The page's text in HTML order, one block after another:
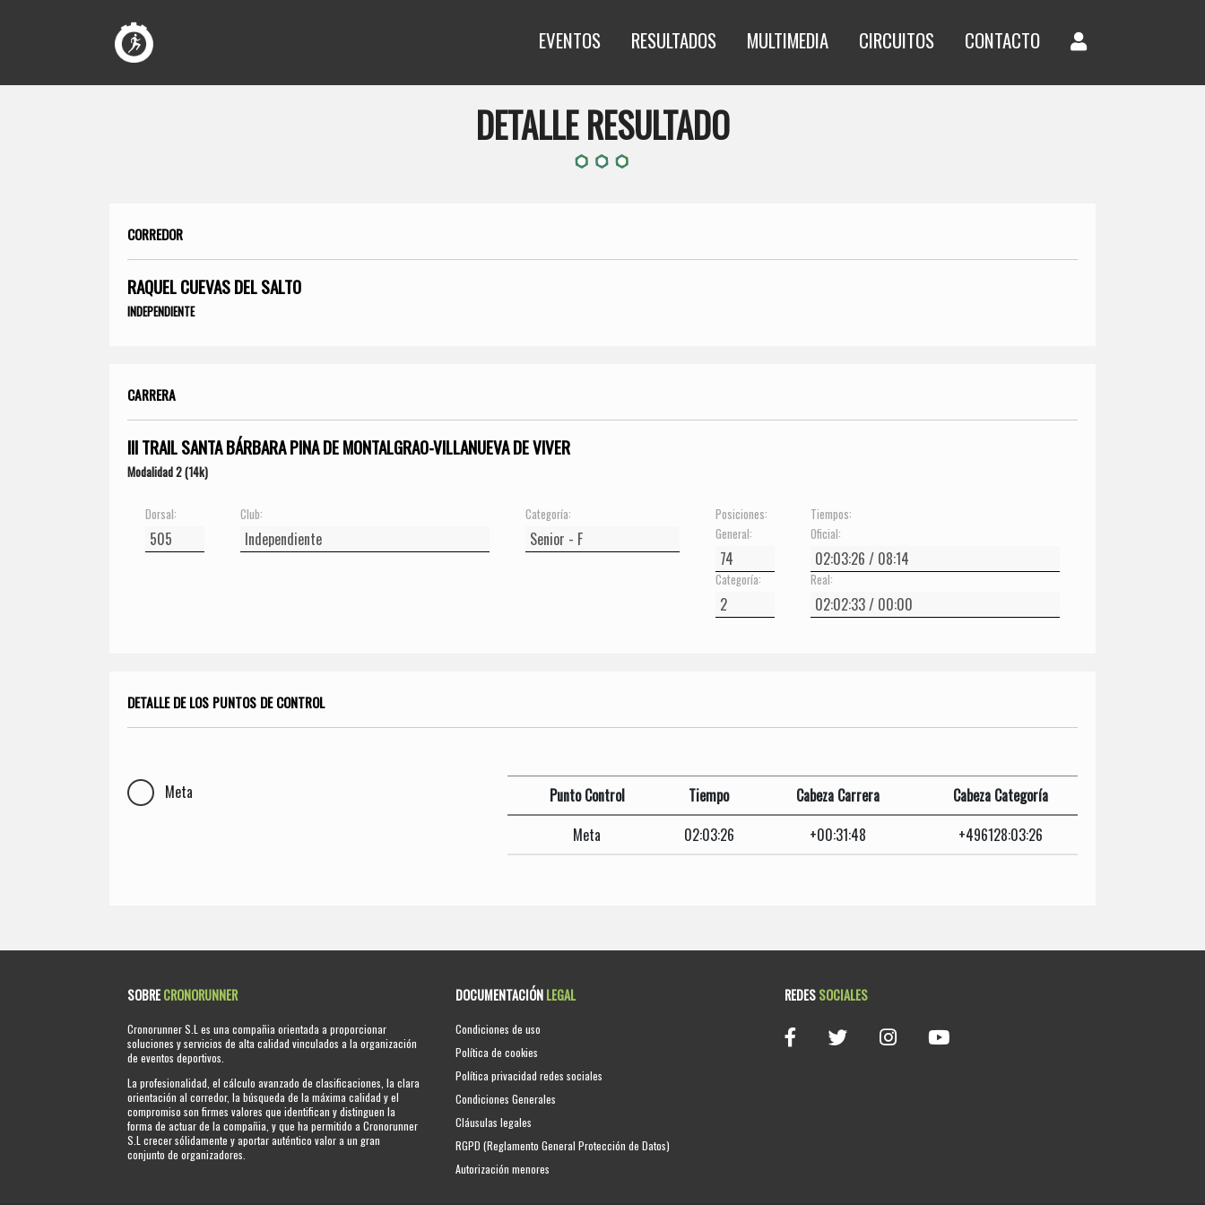
EVENTOS RESULTADOS MULTIMEDIA CIRCUITOS CONTACTO
DETALLE RESULTADO
CORREDOR
RAQUEL CUEVAS DEL SALTO
INDEPENDIENTE
CARRERA
III TRAIL SANTA BÁRBARA PINA DE MONTALGRAO-VILLANUEVA DE VIVER
Modalidad 2 (14k)
Dorsal: Club: Categoría:
Posiciones:
General:
Categoría:
Tiempos:
Oficial:
Real:
DETALLE DE LOS PUNTOS DE CONTROL
Meta Punto Control Tiempo Cabeza Carrera
Cabeza Categoría
Meta
02:03:26 +00:31:48 +496128:03:26
SOBRECRONORUNNER
Cronorunner S.L es una compañia orientada a proporcionar
soluciones y servicios de alta calidad vinculados a la organización
de eventos deportivos.
La profesionalidad, el cálculo avanzado de clasificaciones, la clara
orientación al corredor, la búsqueda de la máxima calidad y el
compromiso son firmes valores que identifican y distinguen la
forma de actuar de la compañia, y que ha permitido a Cronorunner
S.L crecer sólidamente y aportar auténtico valor a un gran
conjunto de organizadores.
DOCUMENTACIÓNLEGAL
Condiciones de uso
Política de cookies
Política privacidad redes sociales
Condiciones Generales
Cláusulas legales
RGPD (Reglamento General Protección de Datos)
Autorización menores
REDESSOCIALES